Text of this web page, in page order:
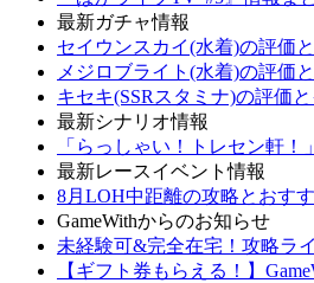
最新ガチャ情報
セイウンスカイ(水着)の評価
メジロブライト(水着)の評価
キセキ(SSRスタミナ)の評価
最新シナリオ情報
「らっしゃい！トレセン軒！
最新レースイベント情報
8月LOH中距離の攻略とおす
GameWithからのお知らせ
未経験可&完全在宅！攻略ラ
【ギフト券もらえる！】